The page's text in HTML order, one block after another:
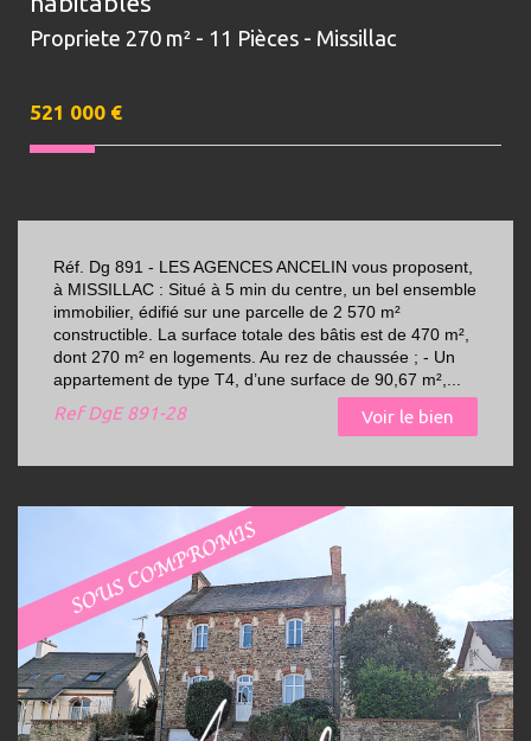
Propriete 270 m² - 11 Pièces - Missillac
521 000 €
Réf. Dg 891 - LES AGENCES ANCELIN vous proposent,
à MISSILLAC : Situé à 5 min du centre, un bel ensemble
immobilier, édifié sur une parcelle de 2 570 m²
constructible. La surface totale des bâtis est de 470 m²,
dont 270 m² en logements. Au rez de chaussée ; - Un
appartement de type T4, d’une surface de 90,67 m²,...
RefDgE 891-28 Voir le bien